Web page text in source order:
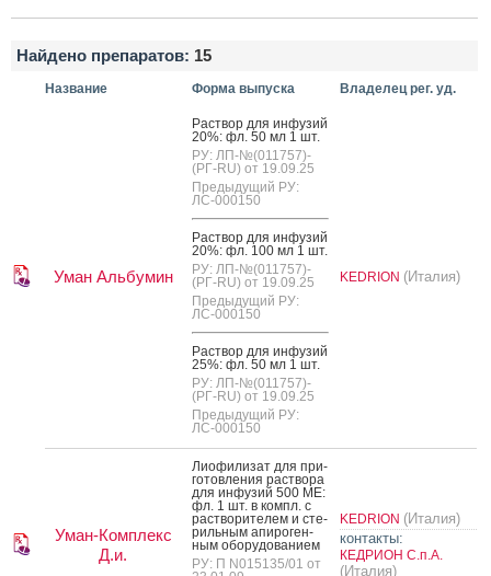
Найдено препаратов: 15
Название Форма выпуска Владелец рег. уд.
Уман Альбумин
Рас­твор для ин­фу­зий
20%: фл. 50 мл 1 шт.
РУ: ЛП-№(011757)-
(РГ-RU) от 19.09.25
Предыдущий РУ:
ЛС-000150
Рас­твор для ин­фу­зий
20%: фл. 100 мл 1 шт.
РУ: ЛП-№(011757)-
(РГ-RU) от 19.09.25
Предыдущий РУ:
ЛС-000150
Рас­твор для ин­фу­зий
25%: фл. 50 мл 1 шт.
РУ: ЛП-№(011757)-
(РГ-RU) от 19.09.25
Предыдущий РУ:
ЛС-000150
KEDRION (Италия)
Уман-Комплекс
Д.и.
Ли­офи­лизат для при­
готов­ле­ния рас­тво­ра
для ин­фу­зий 500 МЕ:
фл. 1 шт. в компл. с
рас­тво­рите­лем и сте­
риль­ным апи­роген­
ным обо­рудо­вани­ем
РУ: П N015135/01 от
KEDRION (Италия)
контакты:
КЕДРИОН С.п.А.
(Италия)